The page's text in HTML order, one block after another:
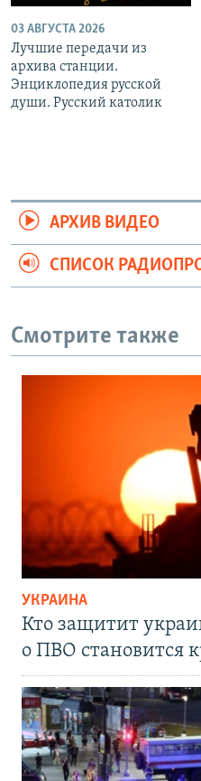
03 АВГУСТА 2026
Лучшие передачи из
архива станции.
Энциклопедия русской
души. Русский католик
АРХИВ ВИДЕО
СПИСОК
Смотрите также
УКРАИНА
Кто защитит
о ПВО становится